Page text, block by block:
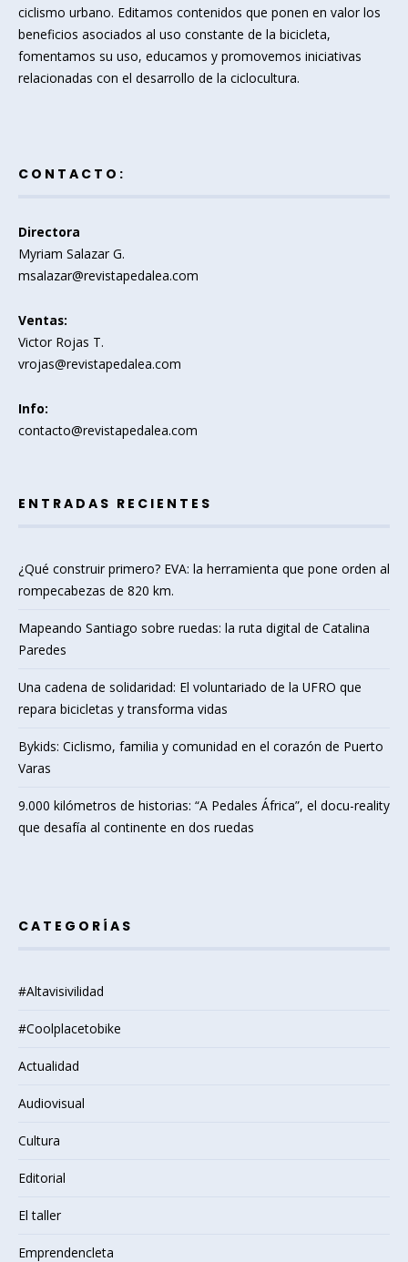
ciclismo urbano. Editamos contenidos que ponen en valor los
beneficios asociados al uso constante de la bicicleta,
fomentamos su uso, educamos y promovemos iniciativas
relacionadas con el desarrollo de la ciclocultura.
CONTACTO:
Directora
Myriam Salazar G.
msalazar@revistapedalea.com
Ventas:
Victor Rojas T.
vrojas@revistapedalea.com
Info:
contacto@revistapedalea.com
ENTRADAS RECIENTES
¿Qué construir primero? EVA: la herramienta que pone orden al
rompecabezas de 820 km.
Mapeando Santiago sobre ruedas: la ruta digital de Catalina
Paredes
Una cadena de solidaridad: El voluntariado de la UFRO que
repara bicicletas y transforma vidas
Bykids: Ciclismo, familia y comunidad en el corazón de Puerto
Varas
9.000 kilómetros de historias: “A Pedales África”, el docu-reality
que desafía al continente en dos ruedas
CATEGORÍAS
#Altavisivilidad
#Coolplacetobike
Actualidad
Audiovisual
Cultura
Editorial
El taller
Emprendencleta